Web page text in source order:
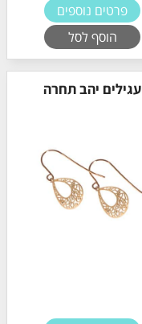
פרטים נוספים
הוסף לסל
עגילים יהב תחרה